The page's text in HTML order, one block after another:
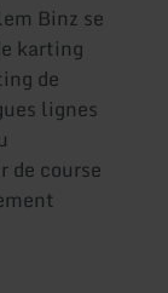
Binz se
karting
de
lignes
de course